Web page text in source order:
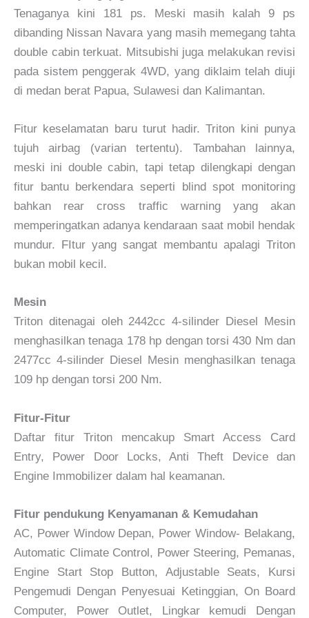
Tenaganya kini 181 ps. Meski masih kalah 9 ps
dibanding Nissan Navara yang masih memegang tahta
double cabin terkuat. Mitsubishi juga melakukan revisi
pada sistem penggerak 4WD, yang diklaim telah diuji
di medan berat Papua, Sulawesi dan Kalimantan.
Fitur keselamatan baru turut hadir. Triton kini punya
tujuh airbag (varian tertentu). Tambahan lainnya,
meski ini double cabin, tapi tetap dilengkapi dengan
fitur bantu berkendara seperti blind spot monitoring
bahkan rear cross traffic warning yang akan
memperingatkan adanya kendaraan saat mobil hendak
mundur. FItur yang sangat membantu apalagi Triton
bukan mobil kecil.
Mesin
Triton ditenagai oleh 2442cc 4-silinder Diesel Mesin
menghasilkan tenaga 178 hp dengan torsi 430 Nm dan
2477cc 4-silinder Diesel Mesin menghasilkan tenaga
109 hp dengan torsi 200 Nm.
Fitur-Fitur
Daftar fitur Triton mencakup Smart Access Card
Entry, Power Door Locks, Anti Theft Device dan
Engine Immobilizer dalam hal keamanan.
Fitur pendukung Kenyamanan & Kemudahan
AC, Power Window Depan, Power Window- Belakang,
Automatic Climate Control, Power Steering, Pemanas,
Engine Start Stop Button, Adjustable Seats, Kursi
Pengemudi Dengan Penyesuai Ketinggian, On Board
Computer, Power Outlet, Lingkar kemudi Dengan